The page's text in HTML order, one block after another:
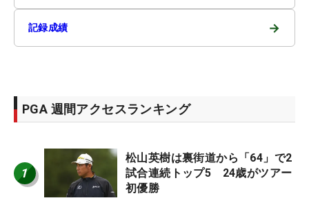
記録成績 →
PGA 週間アクセスランキング
1
松山英樹は裏街道から「64」で2
試合連続トップ5 24歳がツアー
初優勝